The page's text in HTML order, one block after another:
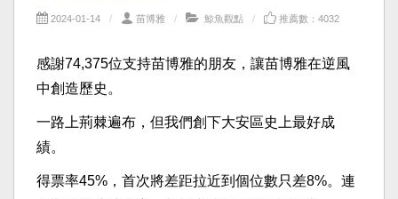
2024-01-14 苗博雅 鯨魚觀點 推薦數：4032
感謝74,375位支持苗博雅的朋友，讓苗博雅在逆風
中創造歷史。
一路上荊棘遍布，但我們創下大安區史上最好成
績。
得票率45%，首次將差距拉近到個位數只差8%。連